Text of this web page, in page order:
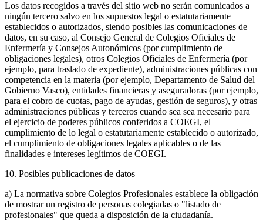
Los datos recogidos a través del sitio web no serán comunicados a
ningún tercero salvo en los supuestos legal o estatutariamente
establecidos o autorizados, siendo posibles las comunicaciones de
datos, en su caso, al Consejo General de Colegios Oficiales de
Enfermería y Consejos Autonómicos (por cumplimiento de
obligaciones legales), otros Colegios Oficiales de Enfermería (por
ejemplo, para traslado de expediente), administraciones públicas con
competencia en la materia (por ejemplo, Departamento de Salud del
Gobierno Vasco), entidades financieras y aseguradoras (por ejemplo,
para el cobro de cuotas, pago de ayudas, gestión de seguros), y otras
administraciones públicas y terceros cuando sea sea necesario para
el ejercicio de poderes públicos conferidos a COEGI, el
cumplimiento de lo legal o estatutariamente establecido o autorizado,
el cumplimiento de obligaciones legales aplicables o de las
finalidades e intereses legítimos de COEGI.
10. Posibles publicaciones de datos
a) La normativa sobre Colegios Profesionales establece la obligación
de mostrar un registro de personas colegiadas o "listado de
profesionales" que queda a disposición de la ciudadanía.